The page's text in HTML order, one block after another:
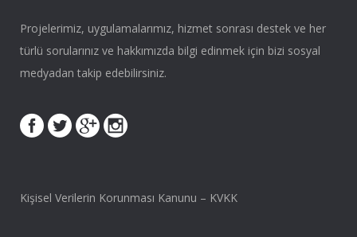
Projelerimiz, uygulamalarımız, hizmet sonrası destek ve her
türlü sorularınız ve hakkımızda bilgi edinmek için bizi sosyal
medyadan takip edebilirsiniz.
Kişisel Verilerin Korunması Kanunu – KVKK